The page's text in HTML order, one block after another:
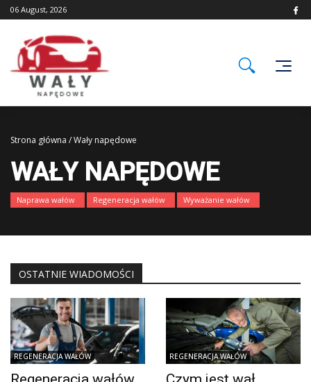
Skip
to
06 August, 2026
Strona główna /Wały napędowe
WAŁY NAPĘDOWE
Naprawa wałów Regeneracja wałów Wyważanie wałów
OSTATNIE WIADOMOŚCI
REGENERACJA WAŁÓW REGENERACJA WAŁÓW